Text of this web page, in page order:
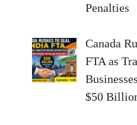
Penalties
Canada
FTA as
$50